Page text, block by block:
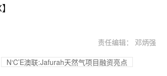
】
责任编辑： 邓炳强
N‘C’E澳联:Jafurah天然气项目融资亮点